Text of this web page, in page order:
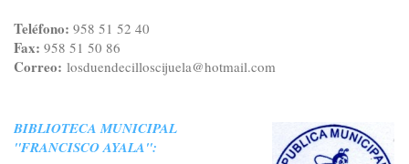
Teléfono: 958 51 52 40
Fax: 958 51 50 86
Correo: losduendecilloscijuela@hotmail.com
BIBLIOTECA MUNICIPAL
"FRANCISCO AYALA":